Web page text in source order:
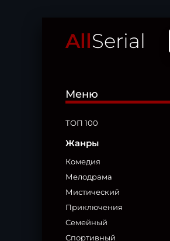
AllSerial
Меню
ТОП 100
Жанры
Комедия
Мелодрама
Мистический
Приключения
Семейный
Спортивный